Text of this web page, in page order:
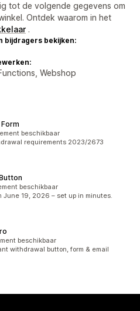
tot de volgende gegevens om
Ontdek waarom in het
.
bijdragers bekijken:
Webshop
beschikbaar
requirements 2023/2673
beschikbaar
June 19, 2026 – set up in minutes.
beschikbaar
withdrawal button, form & email